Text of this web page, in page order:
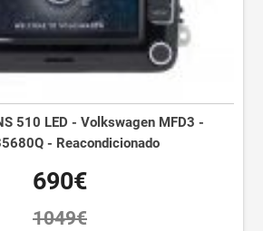
510 LED - Volkswagen MFD3 -
- Reacondicionado
690€
1049€